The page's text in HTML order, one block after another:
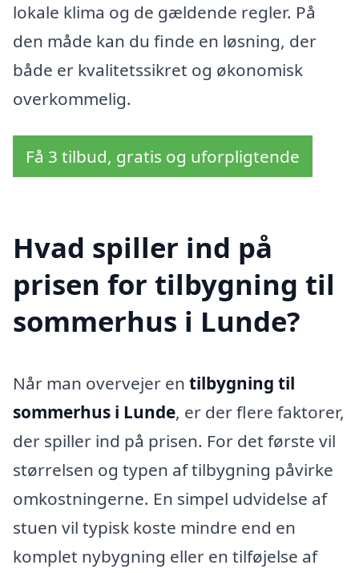
lokale klima og de gældende regler. På
den måde kan du finde en løsning, der
både er kvalitetssikret og økonomisk
overkommelig.
Få 3 tilbud, gratis og uforpligtende
Hvad spiller ind på
prisen for tilbygning til
sommerhus i Lunde?
Når man overvejer en tilbygning til
sommerhus i Lunde, er der flere faktorer,
der spiller ind på prisen. For det første vil
størrelsen og typen af tilbygning påvirke
omkostningerne. En simpel udvidelse af
stuen vil typisk koste mindre end en
komplet nybygning eller en tilføjelse af